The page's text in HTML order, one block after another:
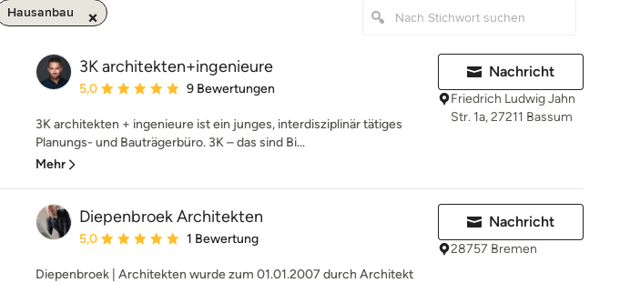
Hausanbau
3K architekten+ingenieure
Durchschnittliche Bewertung: 5 von 5 Sternen
5,0 9 Bewertungen
3K architekten + ingenieure ist ein junges, interdisziplinär tätiges
Planungs- und Bauträgerbüro. 3K – das sind Bi...
Mehr
Nachricht
Friedrich Ludwig Jahn
Str. 1a, 27211 Bassum
Diepenbroek Architekten
Durchschnittliche Bewertung: 5 von 5 Sternen
5,0 1 Bewertung
Diepenbroek | Architekten wurde zum 01.01.2007 durch Architekt
Nachricht
28757 Bremen